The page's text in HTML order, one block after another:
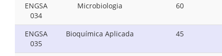
ENGSA
034
Microbiologia 60
ENGSA
035
Bioquímica Aplicada 45